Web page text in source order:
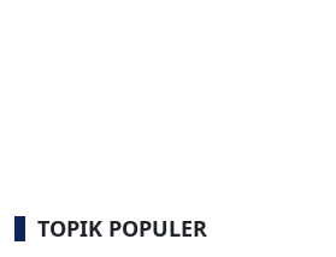
TOPIK POPULER